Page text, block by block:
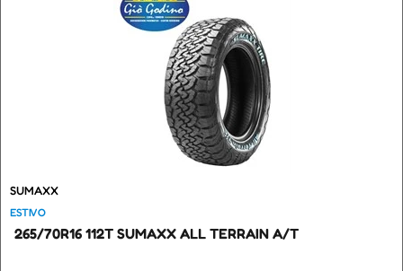
SUMAXX
ESTIVO
265/70R16 112T SUMAXX ALL TERRAIN A/T